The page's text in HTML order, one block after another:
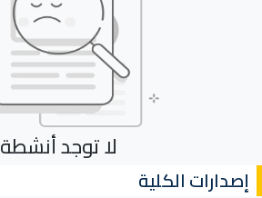
لا توجد أنشطة
إصدارات الكلية